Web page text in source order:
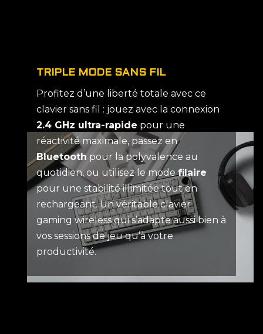
TRIPLE MODE SANS FIL
Profitez d’une liberté totale avec ce
clavier sans fil : jouez avec la connexion
2.4 GHz ultra-rapide pour une
réactivité maximale, passez en
Bluetooth pour la polyvalence au
quotidien, ou utilisez le modefilaire
pour une stabilité illimitée tout en
rechargeant. Un véritable clavier
gaming wireless qui s’adapte aussi bien à
vos sessions de jeu qu’à votre
productivité.